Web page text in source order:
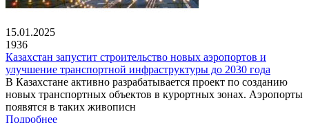
15.01.2025
1936
Казахстан запустит строительство новых аэропортов и
улучшение транспортной инфраструктуры до 2030 года
В Казахстане активно разрабатывается проект по созданию
новых транспортных объектов в курортных зонах. Аэропорты
появятся в таких живописн
Подробнее